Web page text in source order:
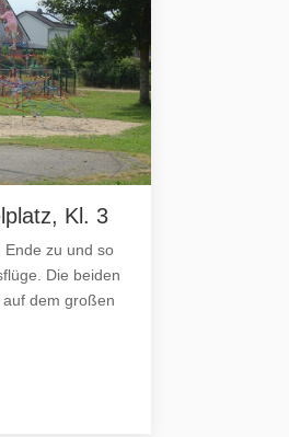
Kl. 3
Ende zu und so
Die beiden
dem großen